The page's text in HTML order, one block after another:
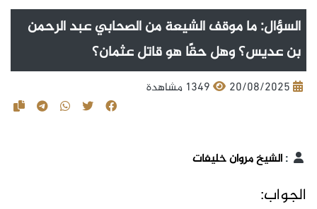
السؤال: ما موقف الشيعة من الصحابي عبد الرحمن
بن عديس؟ وهل حقًا هو قاتل عثمان؟
20/08/2025 1349 مشاهدة
:الشيخ مروان خليفات
الجواب: